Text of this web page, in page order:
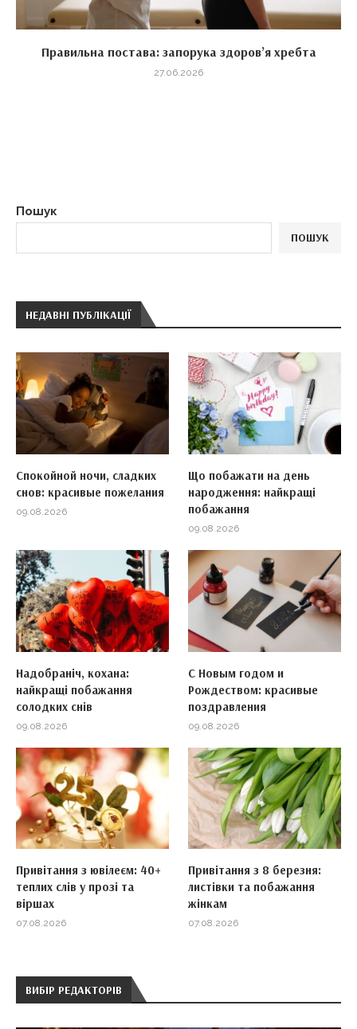
Правильна постава: запорука здоров’я хребта
27.06.2026
Пошук
ПОШУК
НЕДАВНІ ПУБЛІКАЦІЇ
Спокойной ночи, сладких
снов: красивые пожелания
09.08.2026
Що побажати на день
народження: найкращі
побажання
09.08.2026
Надобраніч, кохана:
найкращі побажання
солодких снів
09.08.2026
С Новым годом и
Рождеством: красивые
поздравления
09.08.2026
Привітання з ювілеєм: 40+
теплих слів у прозі та
віршах
07.08.2026
Привітання з 8 березня:
листівки та побажання
жінкам
07.08.2026
ВИБІР РЕДАКТОРІВ